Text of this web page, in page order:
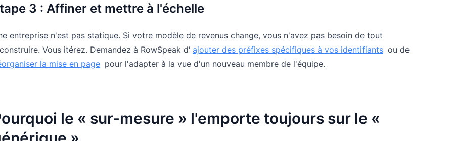
3 : Affiner et mettre à l'échelle
entreprise n'est pas statique. Si votre modèle de revenus change, vous n'avez pas besoin de tout
Vous itérez. Demandez à RowSpeak d' ajouter des préfixes spécifiques à vos identifiants ou de
la mise en page pour l'adapter à la vue d'un nouveau membre de l'équipe.
le « sur-mesure » l'emporte toujours sur le «